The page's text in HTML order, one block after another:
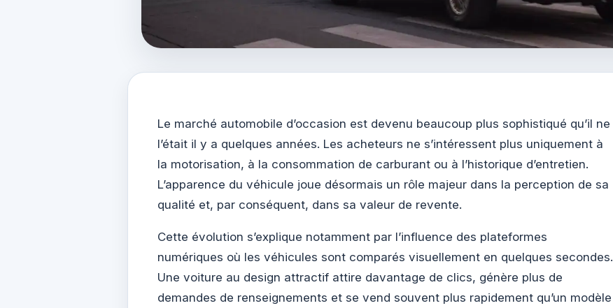
Le marché automobile d’occasion est devenu beaucoup plus sophistiqué qu’il ne
l’était il y a quelques années. Les acheteurs ne s’intéressent plus uniquement à
la motorisation, à la consommation de carburant ou à l’historique d’entretien.
L’apparence du véhicule joue désormais un rôle majeur dans la perception de sa
qualité et, par conséquent, dans sa valeur de revente.
Cette évolution s’explique notamment par l’influence des plateformes
numériques où les véhicules sont comparés visuellement en quelques secondes.
Une voiture au design attractif attire davantage de clics, génère plus de
demandes de renseignements et se vend souvent plus rapidement qu’un modèle